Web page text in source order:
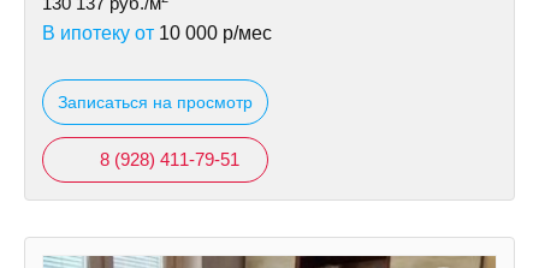
В ипотеку от 10 000 р/мес
Записаться на просмотр
8 (928) 411-79-51